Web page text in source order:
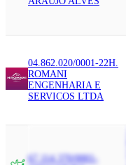
04.862.020/0001-22H.
ROMANI
ENGENHARIA E
SERVICOS LTDA
67.114.370/0001-